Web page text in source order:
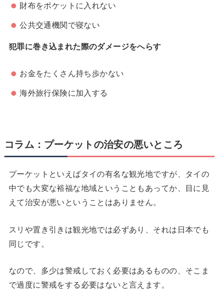
財布をポケットに入れない
公共交通機関で寝ない
犯罪に巻き込まれた際のダメージをへらす
お金をたくさん持ち歩かない
海外旅行保険に加入する
コラム：プーケットの治安の悪いところ
プーケットといえばタイの有名な観光地ですが、タイの
中でも大変な裕福な地域ということもあってか、目に見
えて治安が悪いということはありません。
スリや置き引きは観光地では必ずあり、それは日本でも
同じです。
なので、多少は警戒しておく必要はあるものの、そこま
で過度に警戒をする必要はないと言えます。